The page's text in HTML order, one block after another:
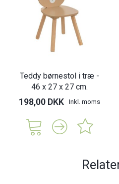
Teddy børnestol i træ -
46 x 27 x 27 cm.
198,00 DKK Inkl. moms